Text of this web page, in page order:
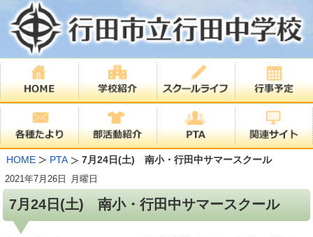
HOME PTA 7月24日(土) 南小・行田中サマースクール
7月24日(土) 南小・行田中サマースクール
2021年7月26日 月曜日